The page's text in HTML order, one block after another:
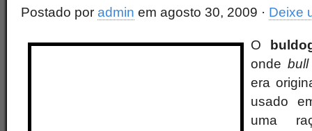
Postado por admin em agosto 30, 2009 · Deixe
O
ondebull
era
usado
uma